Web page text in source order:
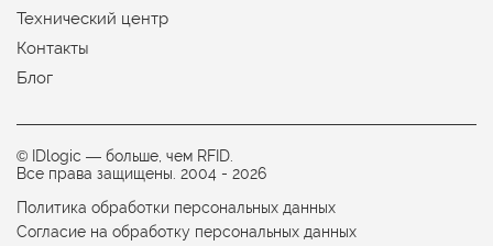
Технический центр
Контакты
Блог
© IDlogic — больше, чем RFID.
Все права защищены. 2004 - 2026
Политика обработки персональных данных
Согласие на обработку персональных данных